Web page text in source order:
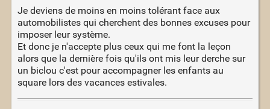
Je deviens de moins en moins tolérant face aux
automobilistes qui cherchent des bonnes excuses pour
imposer leur système.
Et donc je n'accepte plus ceux qui me font la leçon
alors que la dernière fois qu'ils ont mis leur derche sur
un biclou c'est pour accompagner les enfants au
square lors des vacances estivales.